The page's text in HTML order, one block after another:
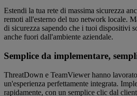
Estendi la tua rete di massima sicurezza
remoti all'esterno del tuo network locale.
di sicurezza sapendo che i tuoi dispositivi
anche fuori dall'ambiente aziendale.
Semplice da implementare,
ThreatDown e TeamViewer hanno
un'esperienza perfettamente integrata.
rapidamente, con un semplice clic dal